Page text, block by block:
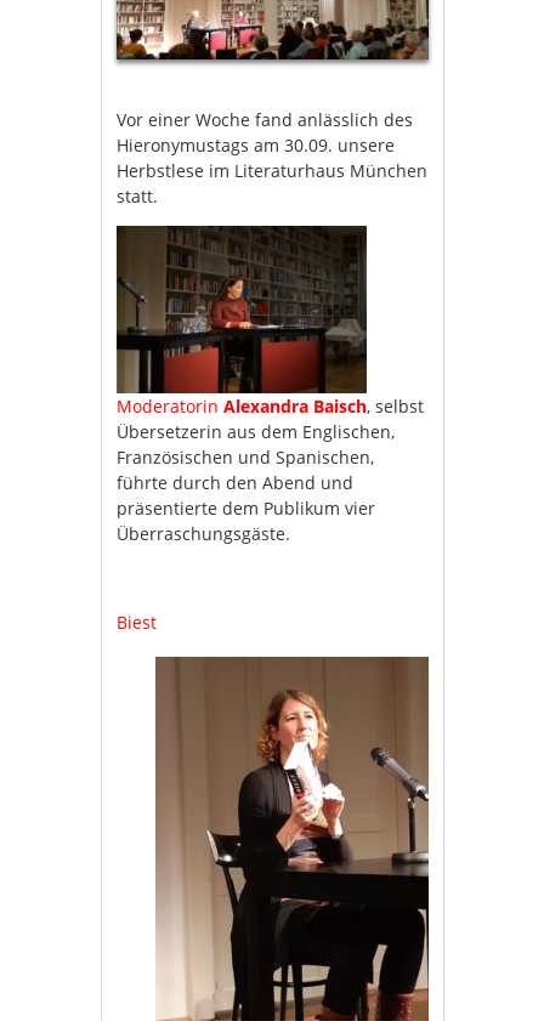
Vor einer Woche fand anlässlich des
Hieronymustags am 30.09. unsere
Herbstlese im Literaturhaus München
statt.
ModeratorinAlexandra Baisch, selbst
Übersetzerin aus dem Englischen,
Französischen und Spanischen,
führte durch den Abend und
präsentierte dem Publikum vier
Überraschungsgäste.
Biest